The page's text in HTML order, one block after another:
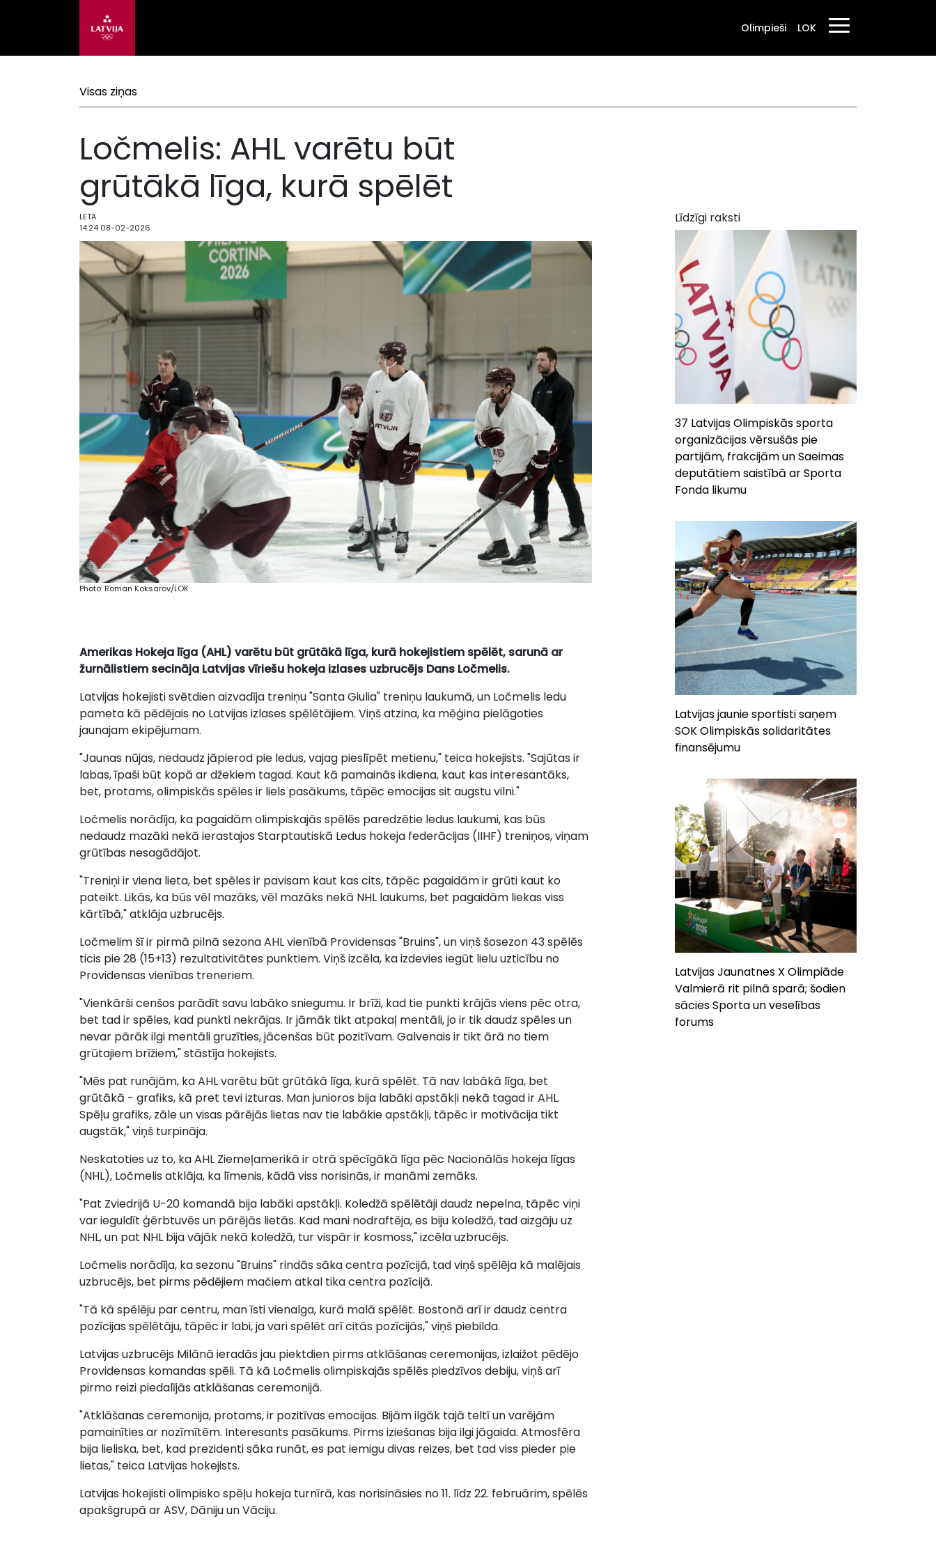
Olimpieši LOK
Visas ziņas
Ločmelis: AHL varētu būt
grūtākā līga, kurā spēlēt
LETA
14:24 08-02-2026
Photo: Roman Koksarov/LOK
Amerikas Hokeja līga (AHL) varētu būt grūtākā līga, kurā hokejistiem spēlēt, sarunā ar
žurnālistiem secināja Latvijas vīriešu hokeja izlases uzbrucējs Dans Ločmelis.
Latvijas hokejisti svētdien aizvadīja treniņu "Santa Giulia" treniņu laukumā, un Ločmelis ledu
pameta kā pēdējais no Latvijas izlases spēlētājiem. Viņš atzina, ka mēģina pielāgoties
jaunajam ekipējumam.
"Jaunas nūjas, nedaudz jāpierod pie ledus, vajag pieslīpēt metienu," teica hokejists. "Sajūtas ir
labas, īpaši būt kopā ar džekiem tagad. Kaut kā pamainās ikdiena, kaut kas interesantāks,
bet, protams, olimpiskās spēles ir liels pasākums, tāpēc emocijas sit augstu vilni."
Ločmelis norādīja, ka pagaidām olimpiskajās spēlēs paredzētie ledus laukumi, kas būs
nedaudz mazāki nekā ierastajos Starptautiskā Ledus hokeja federācijas (IIHF) treniņos, viņam
grūtības nesagādājot.
"Treniņi ir viena lieta, bet spēles ir pavisam kaut kas cits, tāpēc pagaidām ir grūti kaut ko
pateikt. Likās, ka būs vēl mazāks, vēl mazāks nekā NHL laukums, bet pagaidām liekas viss
kārtībā," atklāja uzbrucējs.
Ločmelim šī ir pirmā pilnā sezona AHL vienībā Providensas "Bruins", un viņš šosezon 43 spēlēs
ticis pie 28 (15+13) rezultativitātes punktiem. Viņš izcēla, ka izdevies iegūt lielu uzticību no
Providensas vienības treneriem.
"Vienkārši cenšos parādīt savu labāko sniegumu. Ir brīži, kad tie punkti krājās viens pēc otra,
bet tad ir spēles, kad punkti nekrājas. Ir jāmāk tikt atpakaļ mentāli, jo ir tik daudz spēles un
nevar pārāk ilgi mentāli gruzīties, jācenšas būt pozitīvam. Galvenais ir tikt ārā no tiem
grūtajiem brīžiem," stāstīja hokejists.
"Mēs pat runājām, ka AHL varētu būt grūtākā līga, kurā spēlēt. Tā nav labākā līga, bet
grūtākā - grafiks, kā pret tevi izturas. Man junioros bija labāki apstākļi nekā tagad ir AHL.
Spēļu grafiks, zāle un visas pārējās lietas nav tie labākie apstākļi, tāpēc ir motivācija tikt
augstāk," viņš turpināja.
Neskatoties uz to, ka AHL Ziemeļamerikā ir otrā spēcīgākā līga pēc Nacionālās hokeja līgas
(NHL), Ločmelis atklāja, ka līmenis, kādā viss norisinās, ir manāmi zemāks.
"Pat Zviedrijā U-20 komandā bija labāki apstākļi. Koledžā spēlētāji daudz nepelna, tāpēc viņi
var ieguldīt ģērbtuvēs un pārējās lietās. Kad mani nodraftēja, es biju koledžā, tad aizgāju uz
NHL, un pat NHL bija vājāk nekā koledžā, tur vispār ir kosmoss," izcēla uzbrucējs.
Ločmelis norādīja, ka sezonu "Bruins" rindās sāka centra pozīcijā, tad viņš spēlēja kā malējais
uzbrucējs, bet pirms pēdējiem mačiem atkal tika centra pozīcijā.
"Tā kā spēlēju par centru, man īsti vienalga, kurā malā spēlēt. Bostonā arī ir daudz centra
pozīcijas spēlētāju, tāpēc ir labi, ja vari spēlēt arī citās pozīcijās," viņš piebilda.
Latvijas uzbrucējs Milānā ieradās jau piektdien pirms atklāšanas ceremonijas, izlaižot pēdējo
Providensas komandas spēli. Tā kā Ločmelis olimpiskajās spēlēs piedzīvos debiju, viņš arī
pirmo reizi piedalījās atklāšanas ceremonijā.
"Atklāšanas ceremonija, protams, ir pozitīvas emocijas. Bijām ilgāk tajā teltī un varējām
pamainīties ar nozīmītēm. Interesants pasākums. Pirms iziešanas bija ilgi jāgaida. Atmosfēra
bija lieliska, bet, kad prezidenti sāka runāt, es pat iemigu divas reizes, bet tad viss pieder pie
lietas," teica Latvijas hokejists.
Latvijas hokejisti olimpisko spēļu hokeja turnīrā, kas norisināsies no 11. līdz 22. februārim, spēlēs
apakšgrupā ar ASV, Dāniju un Vāciju.
Līdzīgi raksti
37 Latvijas Olimpiskās sporta
organizācijas vērsušās pie
partijām, frakcijām un Saeimas
deputātiem saistībā ar Sporta
Fonda likumu
Latvijas jaunie sportisti saņem
SOK Olimpiskās solidaritātes
finansējumu
Latvijas Jaunatnes X Olimpiāde
Valmierā rit pilnā sparā; šodien
sācies Sporta un veselības
forums